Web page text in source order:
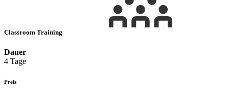
Classroom Training
Dauer
4 Tage
Preis